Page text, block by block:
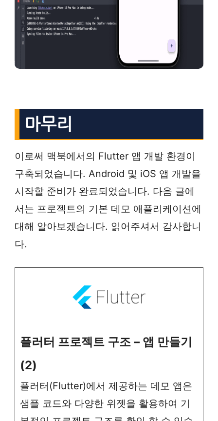
마무리
이로써 맥북에서의 Flutter 앱 개발 환경이
구축되었습니다. Android 및 iOS 앱 개발을
시작할 준비가 완료되었습니다. 다음 글에
서는 프로젝트의 기본 데모 애플리케이션에
대해 알아보겠습니다. 읽어주셔서 감사합니
다.
플러터 프로젝트 구조 – 앱 만들기
(2)
플러터(Flutter)에서 제공하는 데모 앱은
샘플 코드와 다양한 위젯을 활용하여 기